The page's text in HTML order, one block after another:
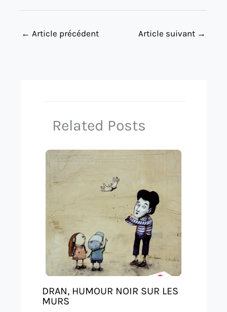
← Article précédent Article suivant →
Related Posts
DRAN, HUMOUR NOIR SUR LES
MURS